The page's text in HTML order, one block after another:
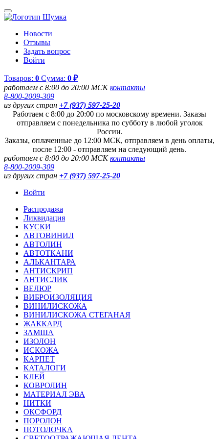
Новости
Отзывы
Задать вопрос
Войти
Товаров: 0 Сумма: 0 ₽
работаем с 8:00 до 20:00 МСКконтакты
8-800-2009-309
из других стран +7 (937) 597-25-20
Работаем с 8:00 до 20:00 по московскому времени. Заказы
отправляем с понедельника по субботу в любой уголок
России.
Заказы, оплаченные до 12:00 МСК, отправляем в день оплаты,
после 12:00 - отправляем на следующий день.
работаем с 8:00 до 20:00 МСКконтакты
8-800-2009-309
из других стран +7 (937) 597-25-20
Войти
Распродажа
Ликвидация
КУСКИ
АВТОВИНИЛ
АВТОЛИН
АВТОТКАНИ
АЛЬКАНТАРА
АНТИСКРИП
АНТИСЛИК
ВЕЛЮР
ВИБРОИЗОЛЯЦИЯ
ВИНИЛИСКОЖА
ВИНИЛИСКОЖА СТЕГАНАЯ
ЖАККАРД
ЗАМША
ИЗОЛОН
ИСКОЖА
КАРПЕТ
КАТАЛОГИ
КЛЕЙ
КОВРОЛИН
МАТЕРИАЛ ЭВА
НИТКИ
ОКСФОРД
ПОРОЛОН
ПОТОЛОЧКА